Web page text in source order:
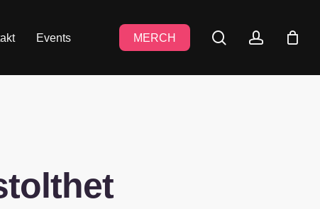
Events MERCH search